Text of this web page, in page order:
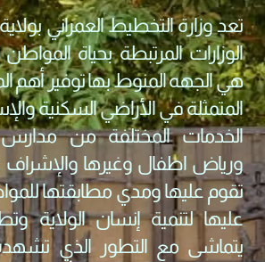
تعد وزارة التخطيط العمراني
الوزارات المرتبطة بحياة المواطن
هي الجهه المنوط بها توفير أهم
المتمثلة في الأراضي السكنية
الخدمات المختلفة من
ورياض اطفال وغيرها والإشراف
تقوم عليها ومدي مطابقتها
عليها لتنمية إنسان الولاية
يتماشى مع التطور الذي